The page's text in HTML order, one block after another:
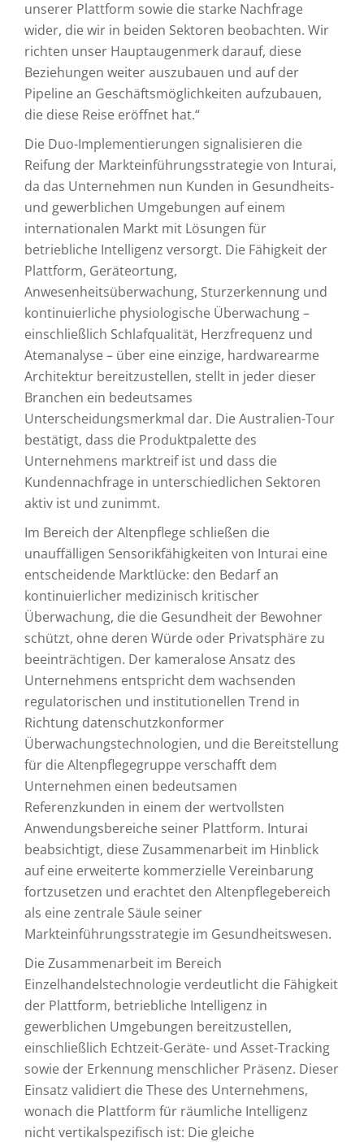
unserer Plattform sowie die starke Nachfrage
wider, die wir in beiden Sektoren beobachten. Wir
richten unser Hauptaugenmerk darauf, diese
Beziehungen weiter auszubauen und auf der
Pipeline an Geschäftsmöglichkeiten aufzubauen,
die diese Reise eröffnet hat.“
Die Duo-Implementierungen signalisieren die
Reifung der Markteinführungsstrategie von Inturai,
da das Unternehmen nun Kunden in Gesundheits-
und gewerblichen Umgebungen auf einem
internationalen Markt mit Lösungen für
betriebliche Intelligenz versorgt. Die Fähigkeit der
Plattform, Geräteortung,
Anwesenheitsüberwachung, Sturzerkennung und
kontinuierliche physiologische Überwachung –
einschließlich Schlafqualität, Herzfrequenz und
Atemanalyse – über eine einzige, hardwarearme
Architektur bereitzustellen, stellt in jeder dieser
Branchen ein bedeutsames
Unterscheidungsmerkmal dar. Die Australien-Tour
bestätigt, dass die Produktpalette des
Unternehmens marktreif ist und dass die
Kundennachfrage in unterschiedlichen Sektoren
aktiv ist und zunimmt.
Im Bereich der Altenpflege schließen die
unauffälligen Sensorikfähigkeiten von Inturai eine
entscheidende Marktlücke: den Bedarf an
kontinuierlicher medizinisch kritischer
Überwachung, die die Gesundheit der Bewohner
schützt, ohne deren Würde oder Privatsphäre zu
beeinträchtigen. Der kameralose Ansatz des
Unternehmens entspricht dem wachsenden
regulatorischen und institutionellen Trend in
Richtung datenschutzkonformer
Überwachungstechnologien, und die Bereitstellung
für die Altenpflegegruppe verschafft dem
Unternehmen einen bedeutsamen
Referenzkunden in einem der wertvollsten
Anwendungsbereiche seiner Plattform. Inturai
beabsichtigt, diese Zusammenarbeit im Hinblick
auf eine erweiterte kommerzielle Vereinbarung
fortzusetzen und erachtet den Altenpflegebereich
als eine zentrale Säule seiner
Markteinführungsstrategie im Gesundheitswesen.
Die Zusammenarbeit im Bereich
Einzelhandelstechnologie verdeutlicht die Fähigkeit
der Plattform, betriebliche Intelligenz in
gewerblichen Umgebungen bereitzustellen,
einschließlich Echtzeit-Geräte- und Asset-Tracking
sowie der Erkennung menschlicher Präsenz. Dieser
Einsatz validiert die These des Unternehmens,
wonach die Plattform für räumliche Intelligenz
nicht vertikalspezifisch ist: Die gleiche